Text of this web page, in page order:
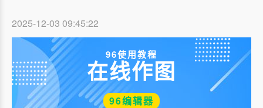
2025-12-03 09:45:22
96使用教程
在线作图
96编辑器